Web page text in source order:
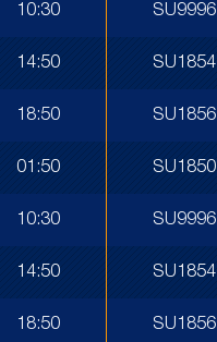
10:30 SU9996
14:50 SU1854
18:50 SU1856
01:50 SU1850
10:30 SU9996
14:50 SU1854
18:50 SU1856